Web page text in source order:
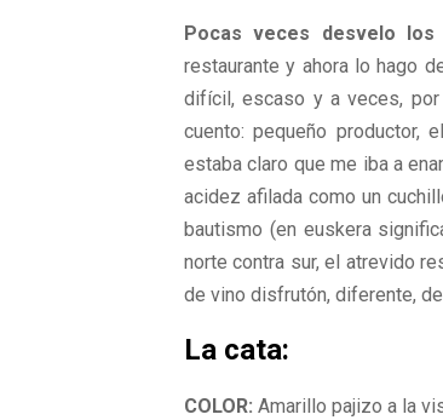
Pocas veces desvelo
restaurante y ahora lo hago
difícil, escaso y a veces,
cuento: pequeño productor,
estaba claro que me iba a
acidez afilada como un
bautismo (en euskera
norte contra sur, el atrevido
de vino disfrutón, diferente,
La cata:
COLOR: Amarillo pajizo a la